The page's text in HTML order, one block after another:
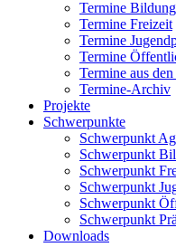
Termine Bildung
Termine Freizeit
Termine
Termine
Termine aus
Termine-Archiv
Projekte
Schwerpunkte
Schwerpunkt
Schwerpunkt
Schwerpunkt
Schwerpunkt
Schwerpunkt
Schwerpunkt
Downloads